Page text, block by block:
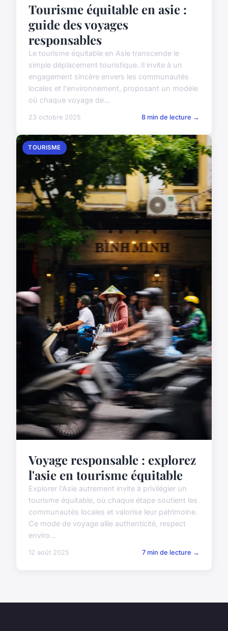
Tourisme équitable en asie :
guide des voyages
responsables
Le tourisme équitable en Asie transcende le
simple déplacement touristique. Il invite à un
engagement sincère envers les communautés
locales et l'environnement, proposant un modèle
où chaque voyage de...
23 octobre 2025 8 min de lecture →
TOURISME
Voyage responsable : explorez
l'asie en tourisme équitable
Explorer l'Asie autrement invite à privilégier un
tourisme équitable, où chaque étape soutient les
communautés locales et valorise leur patrimoine.
Ce mode de voyage allie authenticité, respect
enviro...
12 août 2025 7 min de lecture →